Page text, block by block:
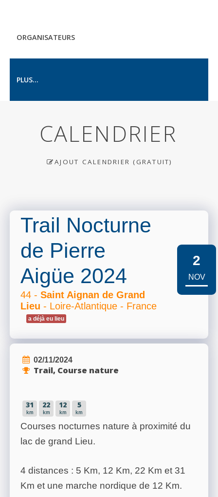
ORGANISATEURS
PLUS...
CALENDRIER
AJOUT CALENDRIER (GRATUIT)
Trail Nocturne
de Pierre
Aigüe 2024
44 - Saint Aignan de Grand
Lieu - Loire-Atlantique - France
a déjà eu lieu
2
NOV
02/11/2024
Trail, Course nature
31
km
22
km
12
km
5
km
Courses nocturnes nature à proximité du
lac de grand Lieu.
4 distances : 5 Km, 12 Km, 22 Km et 31
Km et une marche nordique de 12 Km.